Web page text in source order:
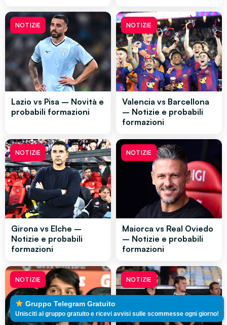
NOTIZIE
Lazio vs Pisa – Novità e
probabili formazioni
NOTIZIE
Valencia vs Barcellona
– Notizie e probabili
formazioni
NOTIZIE
Girona vs Elche –
Notizie e probabili
formazioni
NOTIZIE
Maiorca vs Real Oviedo
– Notizie e probabili
formazioni
NOTIZIE NOTIZIE
Gruppo Telegram Gratuito
Unisciti al gruppo gratuito e ricevi avvisi sulle scommesse ogni giorno!